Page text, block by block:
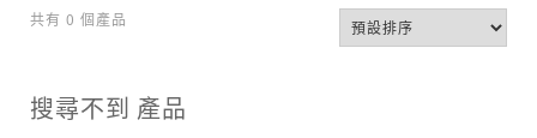
共有 0 個產品
搜尋不到 產品